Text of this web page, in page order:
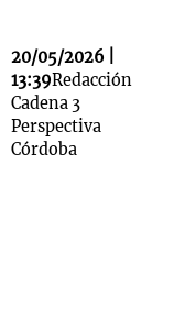
20/05/2026 |
13:39Redacción
Cadena 3
Perspectiva
Córdoba